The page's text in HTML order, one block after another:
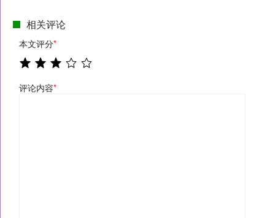
相关评论
本文评分*
评论内容*